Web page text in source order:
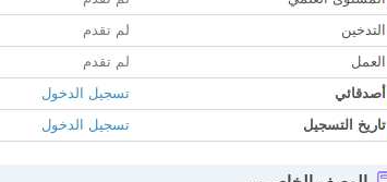
التدخين
لم تقدم
العمل
لم تقدم
أصدقائي
تسجيل الدخول
تاريخ التسجيل
تسجيل الدخول